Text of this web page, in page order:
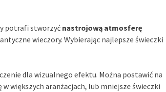
potrafi stworzyćnastrojową atmosferę
wieczory. Wybierając najlepsze świeczki
dla wizualnego efektu. Można postawić na
większych aranżacjach, lub mniejsze świeczki